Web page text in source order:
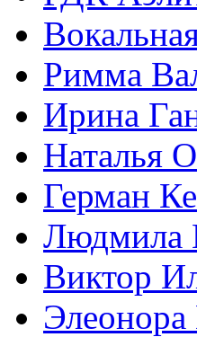
Римма
Ирина
Наталья
Герман
Людмила
Виктор